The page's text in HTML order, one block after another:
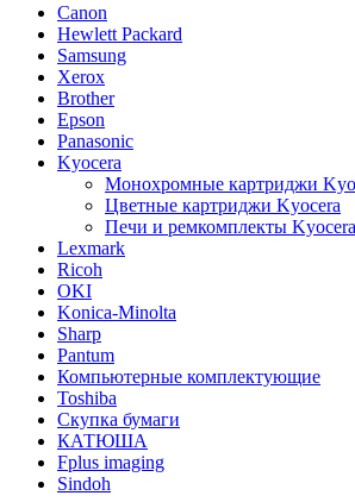
Canon
Hewlett Packard
Samsung
Xerox
Brother
Epson
Panasonic
Kyocera
Монохромные картриджи
Цветные картриджи Kyocera
Печи и ремкомплекты Kyocera
Lexmark
Ricoh
OKI
Konica-Minolta
Sharp
Pantum
Компьютерные комплектующие
Toshiba
Скупка бумаги
КАТЮША
Fplus imaging
Sindoh